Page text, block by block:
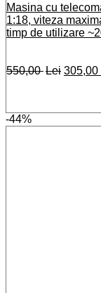
Masina cu
1:18, viteza
timp de utilizare
550,00Lei Prețul
305,00
-44%